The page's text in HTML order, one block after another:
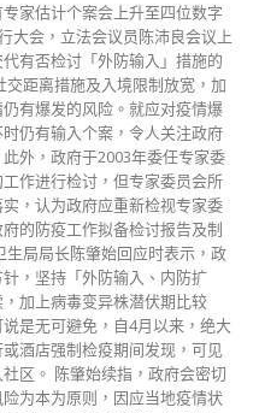
家估计个案会上升至四位数字
大会，立法会议员陈沛良会议上
有否检讨「外防输入」措施的
距离措施及入境限制放宽，加
有爆发的风险。就应对疫情爆
仍有输入个案，令人关注政府
此外，政府于2003年委任专家委
作进行检讨，但专家委员会所
，认为政府应重新检视专家委
的防疫工作拟备检讨报告及制
局局长陈肇始回应时表示，政
，坚持「外防输入、内防扩
加上病毒变异株潜伏期比较
是无可避免，自4月以来，绝大
酒店强制检疫期间发现，可见
区。 陈肇始续指，政府会密切
为本为原则，因应当地疫情状